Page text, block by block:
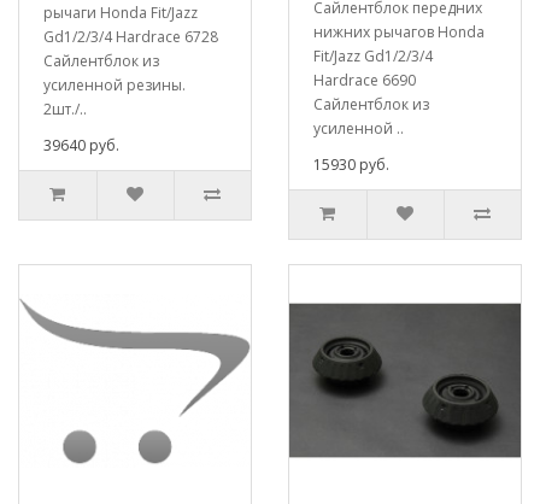
рычаги Honda Fit/Jazz
Gd1/2/3/4 Hardrace 6728
Сайлентблок из
усиленной резины.
2шт./..
39640 руб.
Сайлентблок передних
нижних рычагов Honda
Fit/Jazz Gd1/2/3/4
Hardrace 6690
Сайлентблок из
усиленной ..
15930 руб.